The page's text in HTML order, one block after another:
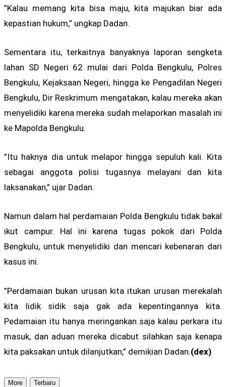
”Kalau memang kita bisa maju, kita majukan biar ada
kepastian hukum,” ungkap Dadan.
Sementara itu, terkaitnya banyaknya laporan sengketa
lahan SD Negeri 62 mulai dari Polda Bengkulu, Polres
Bengkulu, Kejaksaan Negeri, hingga ke Pengadilan Negeri
Bengkulu, Dir Reskrimum mengatakan, kalau mereka akan
menyelidiki karena mereka sudah melaporkan masalah ini
ke Mapolda Bengkulu.
”Itu haknya dia untuk melapor hingga sepuluh kali. Kita
sebagai anggota polisi tugasnya melayani dan kita
laksanakan,” ujar Dadan.
Namun dalam hal perdamaian Polda Bengkulu tidak bakal
ikut campur. Hal ini karena tugas pokok dari Polda
Bengkulu, untuk menyelidiki dan mencari kebenaran dari
kasus ini.
”Perdamaian bukan urusan kita itukan urusan merekalah
kita lidik sidik saja gak ada kepentingannya kita.
Pedamaian itu hanya meringankan saja kalau perkara itu
masuk, dan aduan mereka dicabut silahkan saja kenapa
kita paksakan untuk dilanjutkan,” demikian Dadan.(dex)
More Terbaru